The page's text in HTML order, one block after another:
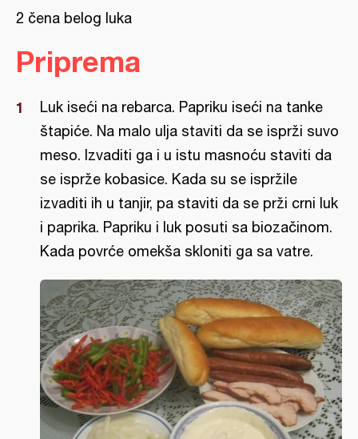
2 čena belog luka
Priprema
Luk iseći na rebarca. Papriku iseći na tanke
štapiće. Na malo ulja staviti da se isprži suvo
meso. Izvaditi ga i u istu masnoću staviti da
se isprže kobasice. Kada su se ispržile
izvaditi ih u tanjir, pa staviti da se prži crni luk
i paprika. Papriku i luk posuti sa biozačinom.
Kada povrće omekša skloniti ga sa vatre.